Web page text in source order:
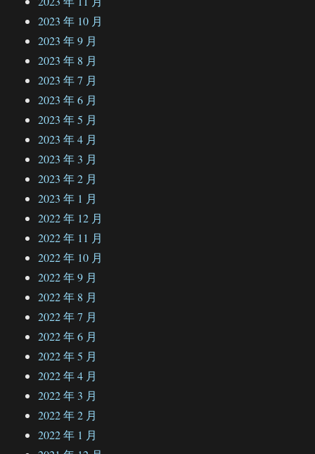
2023 年 10 月
2023 年 9 月
2023 年 8 月
2023 年 7 月
2023 年 6 月
2023 年 5 月
2023 年 4 月
2023 年 3 月
2023 年 2 月
2023 年 1 月
2022 年 12 月
2022 年 11 月
2022 年 10 月
2022 年 9 月
2022 年 8 月
2022 年 7 月
2022 年 6 月
2022 年 5 月
2022 年 4 月
2022 年 3 月
2022 年 2 月
2022 年 1 月